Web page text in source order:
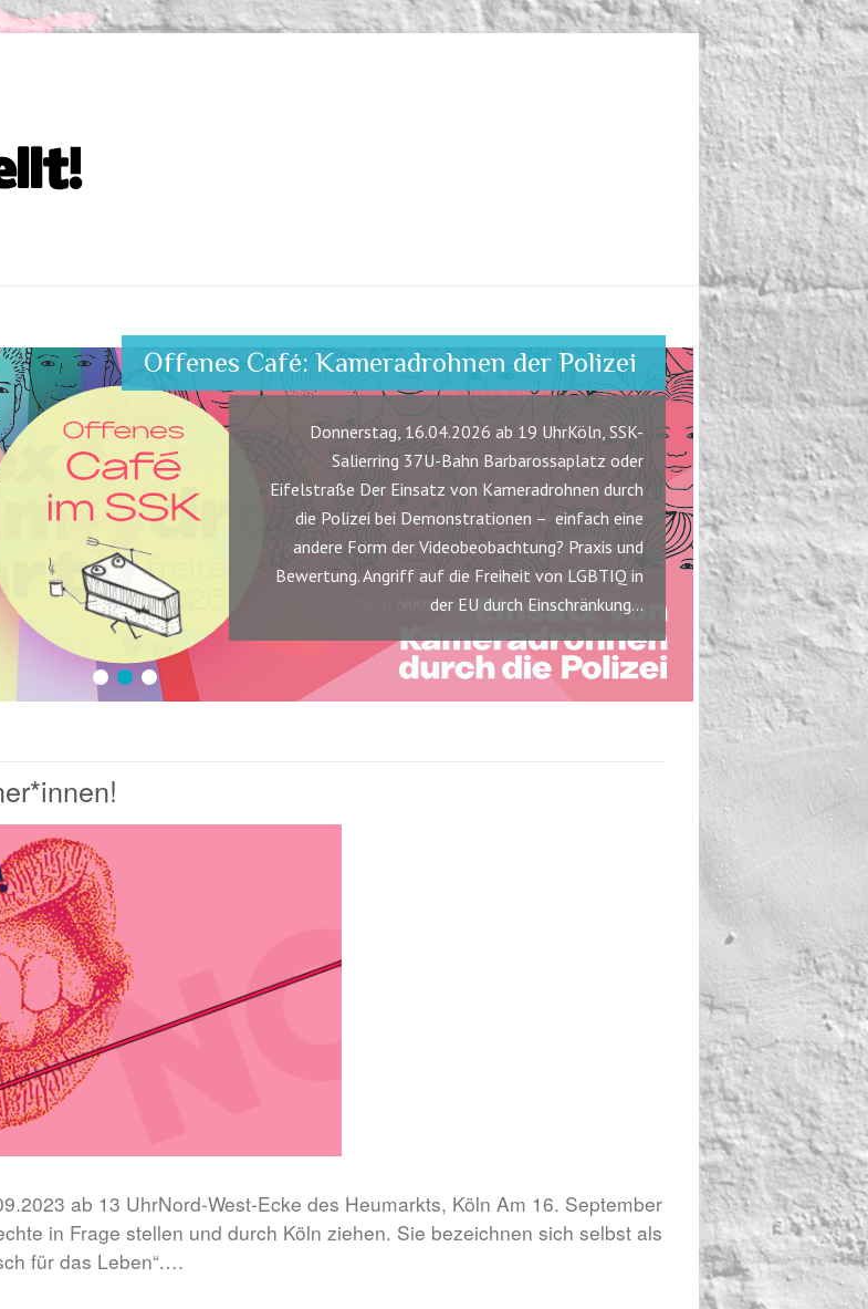
Offenes Café: Kameradrohnen der Polizei
Donnerstag, 16.04.2026 ab 19 UhrKöln, SSK-
Salierring 37U-Bahn Barbarossaplatz oder
Eifelstraße Der Einsatz von Kameradrohnen durch
die Polizei bei Demonstrationen – einfach eine
andere Form der Videobeobachtung? Praxis und
Bewertung. Angriff auf die Freiheit von LGBTIQ in
der EU durch Einschränkung…
1 2 3
ab 13 UhrNord-West-Ecke des Heumarkts, Köln Am 16. September
in Frage stellen und durch Köln ziehen. Sie bezeichnen sich selbst als
für das Leben“.…